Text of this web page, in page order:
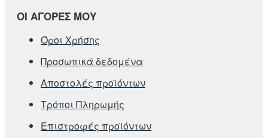
ΟΙ ΑΓΟΡΕΣ ΜΟΥ
Όροι Χρήσης
Προσωπικά δεδομένα
Αποστολές προϊόντων
Τρόποι Πληρωμής
Επιστροφές προϊόντων